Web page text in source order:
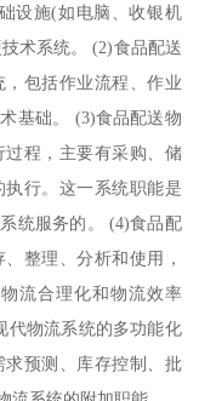
设施(如电脑、收银机
术系统。 (2)食品配送
包括作业流程、作业
基础。 (3)食品配送物
程，主要有采购、储
行。这一系统职能是
统服务的。 (4)食品配
整理、分析和使用，
流合理化和物流效率
代物流系统的多功能化
预测、库存控制、批